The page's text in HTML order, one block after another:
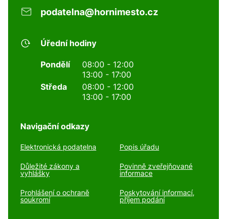
podatelna@hornimesto.cz
Úřední hodiny
Pondělí
08:00 - 12:00
13:00 - 17:00
Středa
08:00 - 12:00
13:00 - 17:00
Navigační odkazy
Elektronická podatelna Popis úřadu
Důležité zákony a
vyhlášky
Povinně zveřejňované
informace
Prohlášení o ochraně
soukromí
Poskytování informací,
příjem podání